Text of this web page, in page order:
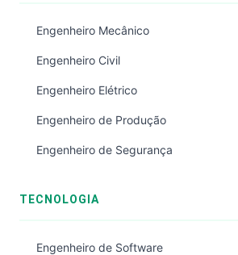
Engenheiro Mecânico
Engenheiro Civil
Engenheiro Elétrico
Engenheiro de Produção
Engenheiro de Segurança
TECNOLOGIA
Engenheiro de Software